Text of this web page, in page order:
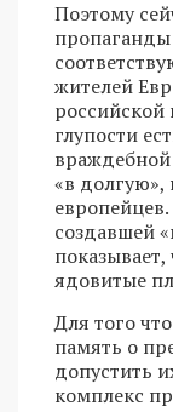
Поэтому
пропаганды
жителей
российской
глупости
враждебной
«в долгую»,
создавшей
ядовитые
Для того
память о
допустить
комплекс